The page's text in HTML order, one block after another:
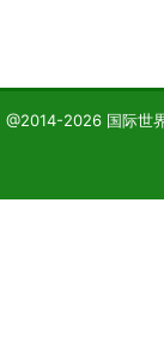
@2014-2026 国际世